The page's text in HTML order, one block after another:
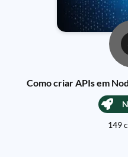
Como criar APIs em
149